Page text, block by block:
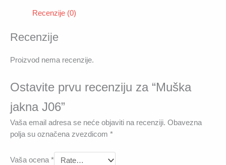
Recenzije (0)
Recenzije
Proizvod nema recenzije.
Ostavite prvu recenziju za “Muška
jakna J06”
Vaša email adresa se neće objaviti na recenziji. Obavezna
polja su označena zvezdicom *
Vaša ocena*